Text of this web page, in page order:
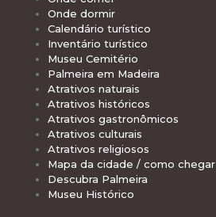
Onde dormir
Calendário turístico
Inventário turístico
Museu Cemitério
Palmeira em Madeira
Atrativos naturais
Atrativos históricos
Atrativos gastronômicos
Atrativos culturais
Atrativos religiosos
Mapa da cidade / como chegar
Descubra Palmeira
Museu Histórico